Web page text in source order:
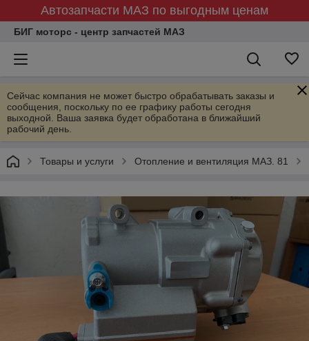
Автозапчасти МАЗ по выгодным ценам
БИГ моторс - центр запчастей МАЗ
Сейчас компания не может быстро обрабатывать заказы и
сообщения, поскольку по ее графику работы сегодня
выходной. Ваша заявка будет обработана в ближайший
рабочий день.
Товары и услуги Отопление и вентиляция МАЗ. 81